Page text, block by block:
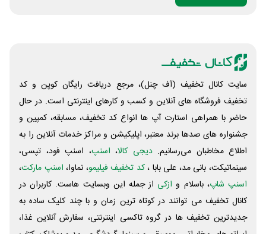
کشی را دارید. برای تمدید اینترنت های وب خود کافیست
روی «مشاهده» کلیک کرده یا با شماره 1565 تماس بگیرید.
سایت کانال تخفیف (آف چنل)، مرجع دریافت رایگان کوپن و کد
تخفیف فروشگاه های آنلاین و کسب و‌ کارهای اینترنتی است. در حال
حاضر با همراهی استارت آپ ها انواع کد تخفیف، مسابقه، کمپین و
جشنواره های صدها برند معتبر، اپلیکیشن و مراکز خدمات آنلاین را به
اطلاع مخاطبان می‌رسانیم. دیجی کالا، اسنپ، اسنپ فود، تپسی،
سینماتیکت، بانی مد، علی‌ بابا ،کد تخفیف فیلیمو، نماوا، اسنپ مارکت،
اسنپ شاپ، باسلام و ازکی از جمله این وبسایت ‌هاست. کاربران در
کانال تخفیف می توانند در کوتاه ترین زمان و با چند کلیک ساده به
جدیدترین تخفیف ها در گروه تاکسی اینترنتی، سفارش آنلاین غذا،